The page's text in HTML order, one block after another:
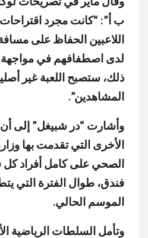
ب أ”: “كانت مجرد
اللاعبين الحفاظ على
لدى اصطفافهم في
ذلك، ستصبح اللعبة غير
المشاهدين”.
وأشارت “در شبيغل” إلى
الأخرى التي تقدمت بها
الصحي على كامل أفراد
فندق، طوال الفترة التي
الموسم الحالي.
وتأمل السلطات الرياضية